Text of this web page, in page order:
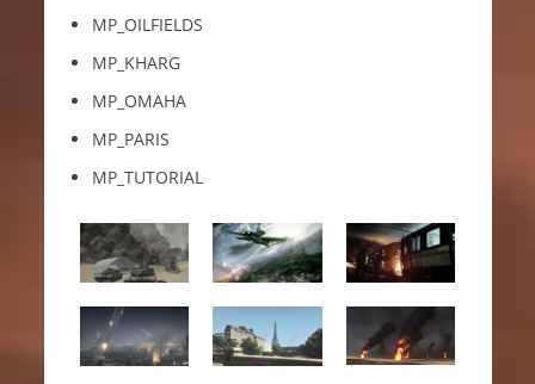
MP_OILFIELDS
MP_KHARG
MP_OMAHA
MP_PARIS
MP_TUTORIAL